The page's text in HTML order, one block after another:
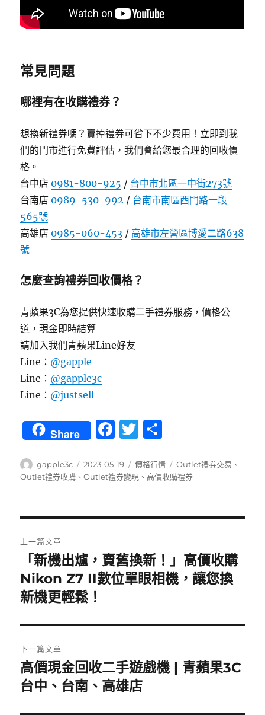
常見問題
哪裡有在收購禮券？
想換新禮券嗎？賣掉禮券可省下不少費用！立即到我
們的門市進行免費評估，我們會給您最合理的回收價
格。
台中店 0981-800-925 / 台中市北區一中街273號
台南店 0989-530-992 / 台南市南區西門路一段
565號
高雄店 0985-060-453 / 高雄市左營區博愛二路638
號
怎麼查詢禮券回收價格？
青蘋果3C為您提供快速收購二手禮券服務，價格公
道，現金即時結算
請加入我們青蘋果Line好友
Line： @gapple
Line： @gapple3c
Line： @justsell
Share
F
c
e
o
k
T
it
te
作
者
gapple3c
發
佈
2023-05-19
分
類
價格行情
標
籤
Outlet禮券交易 、
Outlet禮券收購 、Outlet禮券變現 、高價收購禮券
章
導
覽
上一篇文章
一
篇
章:
「新機出爐，賣舊換新！」高價收購
Nikon Z7 II數位單眼相機，讓您換
新機更輕鬆！
下一篇文章
下
一
高價現金回收二手遊戲機 | 青蘋果3C
台中、台南、高雄店